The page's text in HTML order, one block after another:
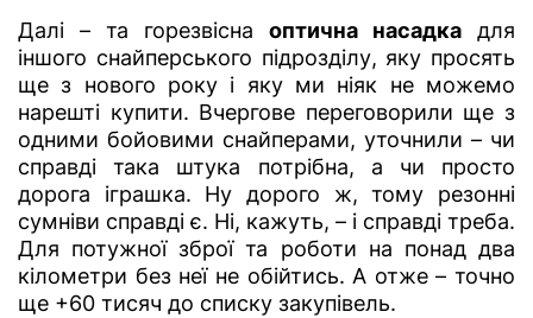
Далі – та горезвісна оптична насадка для
іншого снайперського підрозділу, яку просять
ще з нового року і яку ми ніяк не можемо
нарешті купити. Вчергове переговорили ще з
одними бойовими снайперами, уточнили – чи
справді така штука потрібна, а чи просто
дорога іграшка. Ну дорого ж, тому резонні
сумніви справді є. Ні, кажуть, – і справді треба.
Для потужної зброї та роботи на понад два
кілометри без неї не обійтись. А отже – точно
ще +60 тисяч до списку закупівель.